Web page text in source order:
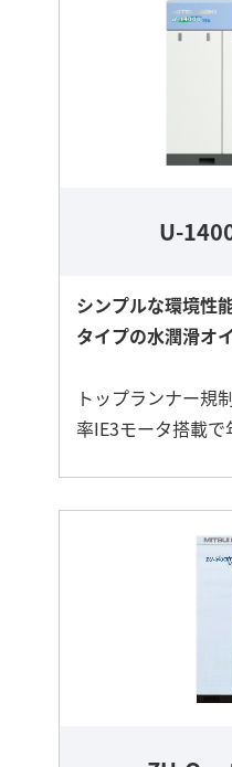
U-
シンプルな環境性
タイプの水潤滑オ
トップランナー規
率IE3モータ搭載